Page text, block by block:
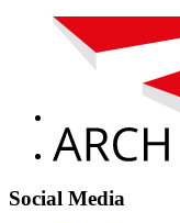
Social Media